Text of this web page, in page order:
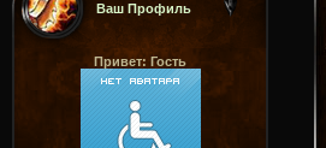
Ваш Профиль
Привет: Гость